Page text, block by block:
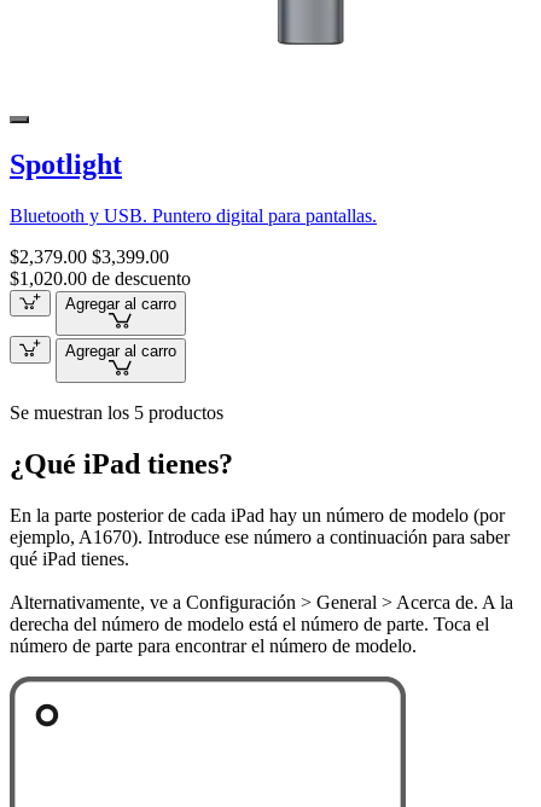
Spotlight
Bluetooth y USB. Puntero digital para pantallas.
$2,379.00 $3,399.00
$1,020.00 de descuento
Agregar al carro
Agregar al carro
Se muestran los 5 productos
¿Qué iPad tienes?
En la parte posterior de cada iPad hay un número de modelo (por
ejemplo, A1670). Introduce ese número a continuación para saber
qué iPad tienes.
Alternativamente, ve a Configuración > General > Acerca de. A la
derecha del número de modelo está el número de parte. Toca el
número de parte para encontrar el número de modelo.